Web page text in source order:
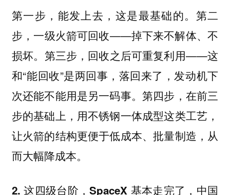
第一步，能发上去，这是最基础的。第二
步，一级火箭可回收——掉下来不解体、不
损坏。第三步，回收之后可重复利用——这
和“能回收”是两回事，落回来了，发动机下
次还能不能用是另一码事。第四步，在前三
步的基础上，用不锈钢一体成型这类工艺，
让火箭的结构更便于低成本、批量制造，从
而大幅降成本。
2. 这四级台阶，SpaceX 基本走完了，中国